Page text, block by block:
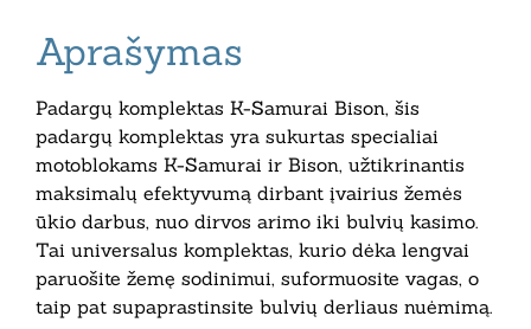
Aprašymas
Padargų komplektas K-Samurai Bison, šis
padargų komplektas yra sukurtas specialiai
motoblokams K-Samurai ir Bison, užtikrinantis
maksimalų efektyvumą dirbant įvairius žemės
ūkio darbus, nuo dirvos arimo iki bulvių kasimo.
Tai universalus komplektas, kurio dėka lengvai
paruošite žemę sodinimui, suformuosite vagas, o
taip pat supaprastinsite bulvių derliaus nuėmimą.